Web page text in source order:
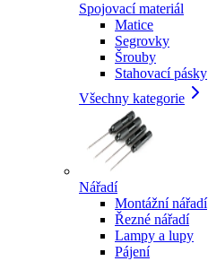
Spojovací materiál
Matice
Segrovky
Šrouby
Stahovací pásky
Všechny kategorie
Nářadí
Montážní nářadí
Řezné nářadí
Lampy a lupy
Pájení